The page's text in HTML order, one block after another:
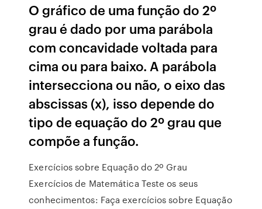
O gráfico de uma função do 2º
grau é dado por uma parábola
com concavidade voltada para
cima ou para baixo. A parábola
intersecciona ou não, o eixo das
abscissas (x), isso depende do
tipo de equação do 2º grau que
compõe a função.
Exercícios sobre Equação do 2º Grau
Exercícios de Matemática Teste os seus
conhecimentos: Faça exercícios sobre Equação